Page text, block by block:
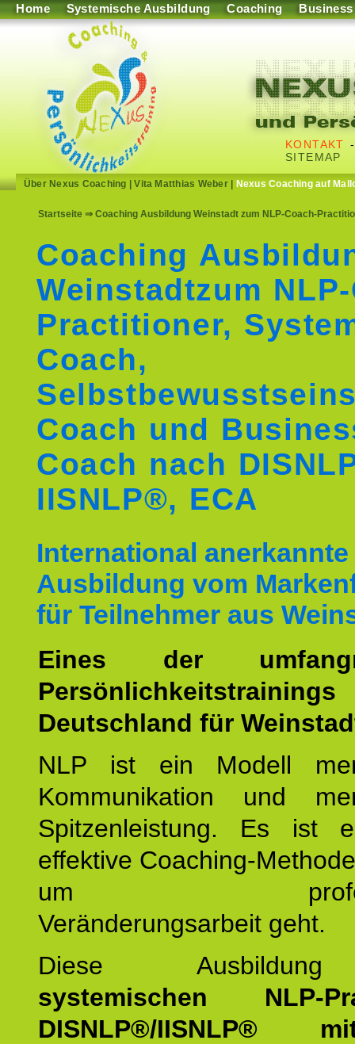
Home Systemische Ausbildung Coaching Business
KONTAKT
SITEMAP
Über Nexus Coaching |Vita Matthias Weber| Nexus Coaching auf
Startseite ⇒ Coaching Ausbildung Weinstadt zum NLP-Coach-
Coaching
Weinstadtzum
Practitioner,
Coach,
Coach und
Coach nach
IISNLP®, ECA
International
Ausbildung vom
für Teilnehmer aus
Eines der
Deutschland für
NLP ist ein Modell
Kommunikation und
Spitzenleistung. Es ist
effektive Coaching-
um
Veränderungsarbeit geht.
Diese
systemischen NLP-
DISNLP®/IISNLP®